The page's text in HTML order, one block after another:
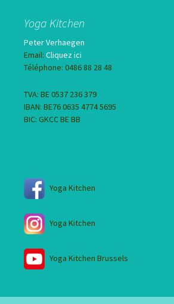
Yoga Kitchen
Peter Verhaegen
Email: Cliquez ici
Téléphone: 0486 88 28 48
TVA: BE 0537 236 379
IBAN: BE76 0635 4774 5695
BIC: GKCC BE BB
Yoga Kitchen
Yoga Kitchen
Yoga Kitchen Brussels